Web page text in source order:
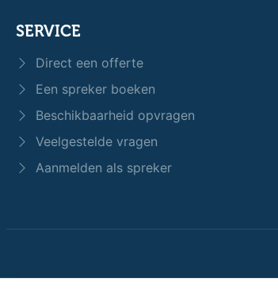
SERVICE
Direct een offerte
Een spreker boeken
Beschikbaarheid opvragen
Veelgestelde vragen
Aanmelden als spreker